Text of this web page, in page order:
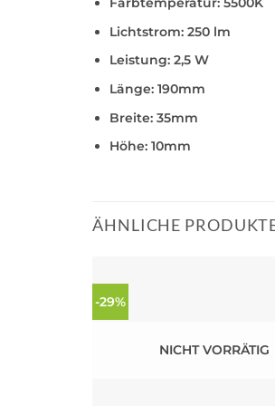
Lichtstrom: 250 lm
Leistung: 2,5 W
Länge: 190mm
Breite: 35mm
Höhe: 10mm
ÄHNLICHE
-29%
NICHT VORRÄTIG